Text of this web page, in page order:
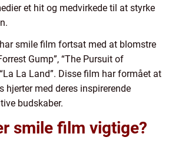
et hit og medvirkede til at styrke
smile film fortsat med at blomstre
Gump”, “The Pursuit of
La Land”. Disse film har formået at
hjerter med deres inspirerende
budskaber.
smile film vigtige?